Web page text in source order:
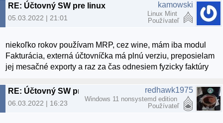
RE: Účtovný SW pre linux
05.03.2022 | 21:01
kamowski
Linux Mint
Používateľ
niekoľko rokov používam MRP, cez wine, mám iba modul
Fakturácia, externá účtovníčka má plnú verziu, preposielam
jej mesačné exporty a raz za čas odnesiem fyzicky faktúry
RE: Účtovný SW pre linux
06.03.2022 | 16:23
redhawk1975
Windows 11 nonsystemd edition
Používateľ